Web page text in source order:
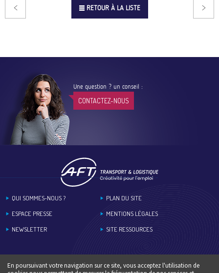
RETOUR À LA LISTE
Une question ? un conseil :
CONTACTEZ-NOUS
QUI SOMMES-NOUS ?
ESPACE PRESSE
NEWSLETTER
PLAN DU SITE
MENTIONS LÉGALES
SITE RESSOURCES
En poursuivant votre navigation sur ce site, vous acceptez l'utilisation de